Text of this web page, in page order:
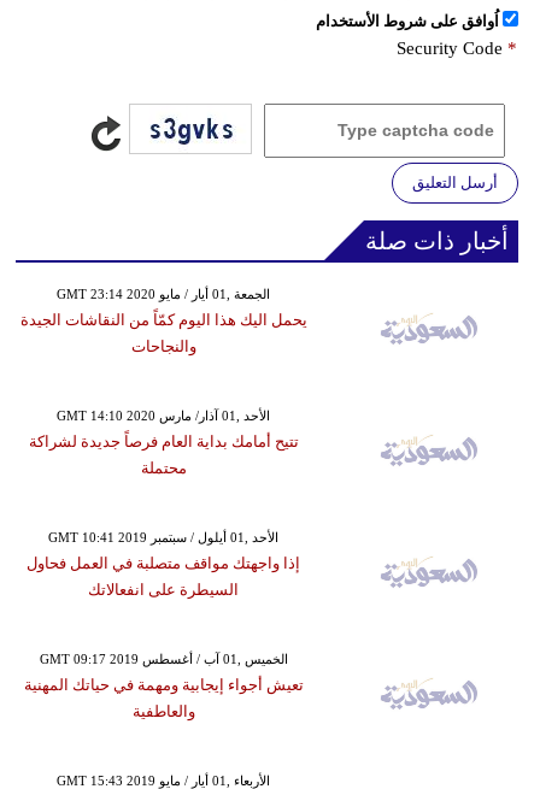
اُوافق على شروط الأستخدام
Security Code *
أرسل التعليق
أخبار ذات صلة
GMT 23:14 2020 الجمعة ,01 أيار / مايو
يحمل اليك هذا اليوم كمّاً من النقاشات الجيدة
والنجاحات
GMT 14:10 2020 الأحد ,01 آذار/ مارس
تتيح أمامك بداية العام فرصاً جديدة لشراكة
محتملة
GMT 10:41 2019 الأحد ,01 أيلول / سبتمبر
إذا واجهتك مواقف متصلبة في العمل فحاول
السيطرة على انفعالاتك
GMT 09:17 2019 الخميس ,01 آب / أغسطس
تعيش أجواء إيجابية ومهمة في حياتك المهنية
والعاطفية
GMT 15:43 2019 الأربعاء ,01 أيار / مايو